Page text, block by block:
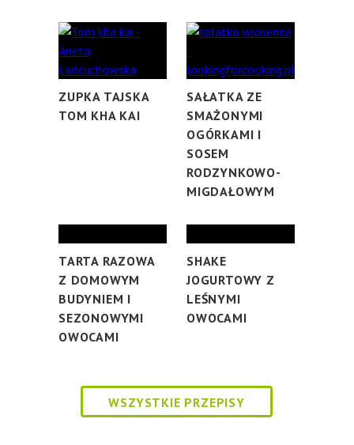
ZUPKA TAJSKA
TOM KHA KAI
SAŁATKA ZE
SMAŻONYMI
OGÓRKAMI I
SOSEM
RODZYNKOWO-
MIGDAŁOWYM
TARTA RAZOWA
Z DOMOWYM
BUDYNIEM I
SEZONOWYMI
OWOCAMI
SHAKE
JOGURTOWY Z
LEŚNYMI
OWOCAMI
WSZYSTKIE PRZEPISY